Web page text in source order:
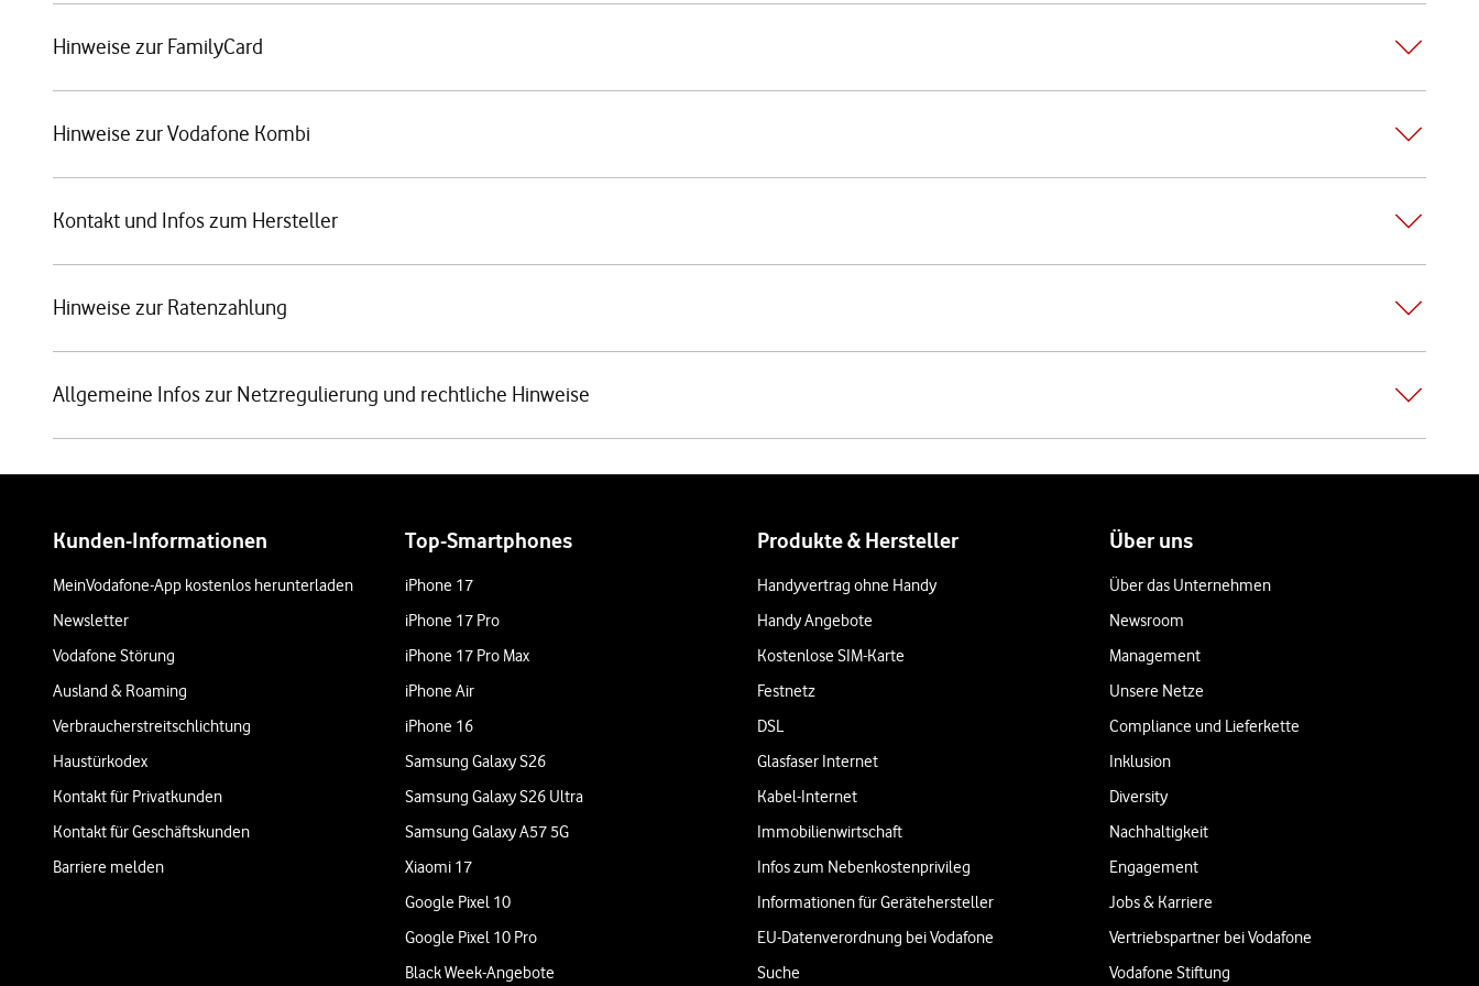
Hinweise zur FamilyCard
Hinweise zur Vodafone Kombi
Kontakt und Infos zum Hersteller
Hinweise zur Ratenzahlung
Allgemeine Infos zur Netzregulierung und rechtliche Hinweise
Kunden-Informationen
MeinVodafone-App kostenlos herunterladen
Newsletter
Vodafone Störung
Ausland & Roaming
Verbraucherstreitschlichtung
Haustürkodex
Kontakt für Privatkunden
Kontakt für Geschäftskunden
Barriere melden
Top-Smartphones
iPhone 17
iPhone 17 Pro
iPhone 17 Pro Max
iPhone Air
iPhone 16
Samsung Galaxy S26
Samsung Galaxy S26 Ultra
Samsung Galaxy A57 5G
Xiaomi 17
Google Pixel 10
Google Pixel 10 Pro
Black Week-Angebote
Produkte & Hersteller
Handyvertrag ohne Handy
Handy Angebote
Kostenlose SIM-Karte
Festnetz
DSL
Glasfaser Internet
Kabel-Internet
Immobilienwirtschaft
Infos zum Nebenkostenprivileg
Informationen für Gerätehersteller
EU-Datenverordnung bei Vodafone
Suche
Über uns
Über das Unternehmen
Newsroom
Management
Unsere Netze
Compliance und Lieferkette
Inklusion
Diversity
Nachhaltigkeit
Engagement
Jobs & Karriere
Vertriebspartner bei Vodafone
Vodafone Stiftung